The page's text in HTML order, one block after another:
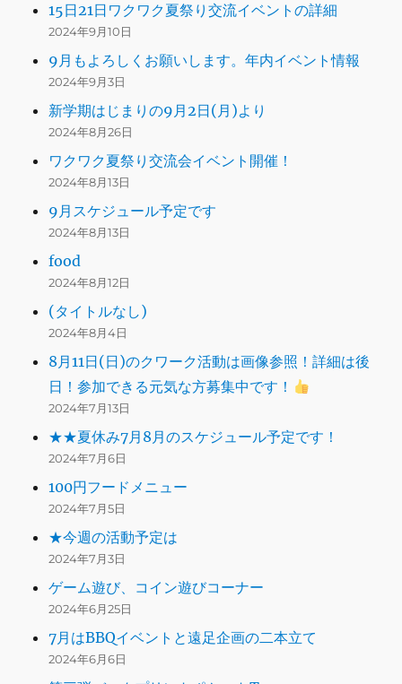
15日21日ワクワク夏祭り交流イベントの詳細
2024年9月10日
9月もよろしくお願いします。年内イベント情報
2024年9月3日
新学期はじまりの9月2日(月)より
2024年8月26日
ワクワク夏祭り交流会イベント開催！
2024年8月13日
9月スケジュール予定です
2024年8月13日
food
2024年8月12日
(タイトルなし)
2024年8月4日
8月11日(日)のクワーク活動は画像参照！詳細は後
日！参加できる元気な方募集中です！
2024年7月13日
★★夏休み7月8月のスケジュール予定です！
2024年7月6日
100円フードメニュー
2024年7月5日
★今週の活動予定は
2024年7月3日
ゲーム遊び、コイン遊びコーナー
2024年6月25日
7月はBBQイベントと遠足企画の二本立て
2024年6月6日